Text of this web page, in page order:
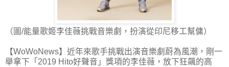
（圖/能量歌姬李佳薇挑戰音樂劇，扮演從印尼移工幫傭）
【WoWoNews】近年來歌手挑戰出演音樂劇蔚為風潮，剛一
舉拿下「2019 Hito好聲音」獎項的李佳薇，放下狂飆的高